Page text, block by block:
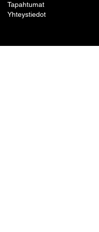
Tapahtumat
Yhteystiedot